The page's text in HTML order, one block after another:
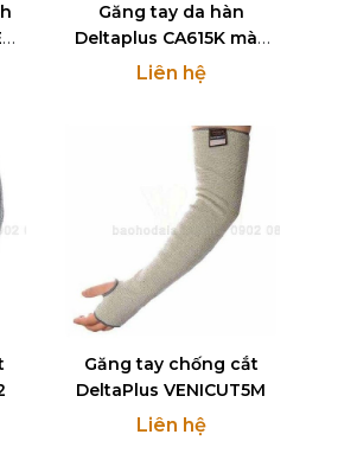
Găng tay da hàn
Deltaplus CA615K màu
đỏ
Liên hệ
Găng tay chống cắt
DeltaPlus VENICUT5M
Liên hệ